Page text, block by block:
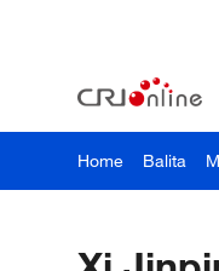
Home Balita